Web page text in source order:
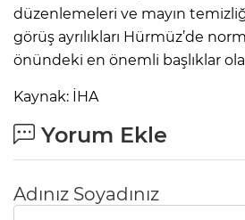
düzenlemeleri ve mayın
görüş ayrılıkları Hürmüz’de
önündeki en önemli başlıklar
Kaynak: İHA
Yorum Ekle
Adınız Soyadınız